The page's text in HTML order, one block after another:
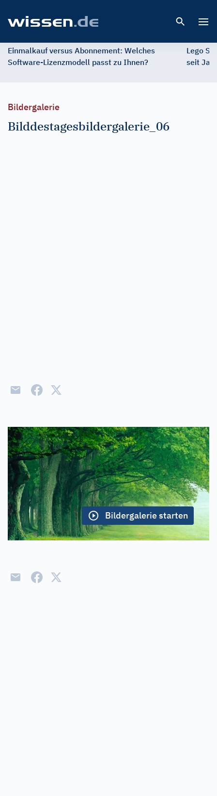
Einmalkauf versus Abonnement: Welches
Software-Lizenzmodell passt zu Ihnen?
Lego
seit
Bildergalerie
Bilddestagesbildergalerie_06
Bildergalerie starten